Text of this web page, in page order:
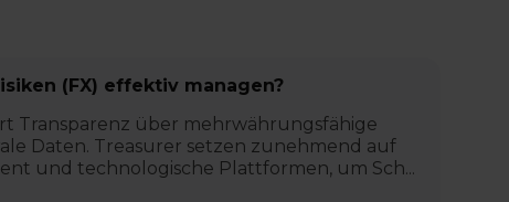
(FX) effektiv managen?
Transparenz über mehrwährungsfähige
Daten. Treasurer setzen zunehmend auf
und technologische Plattformen, um Sch...